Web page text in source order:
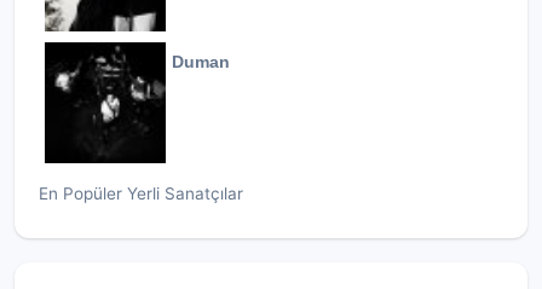
Duman
En Popüler Yerli Sanatçılar